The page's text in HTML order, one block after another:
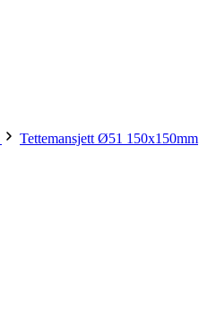
Tettemansjett Ø51 150x150mm